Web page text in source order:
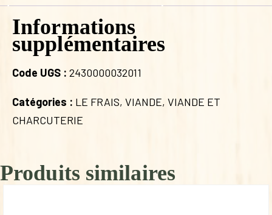
Informations
supplémentaires
Code UGS : 2430000032011
Catégories : LE FRAIS, VIANDE, VIANDE ET
CHARCUTERIE
Produits similaires